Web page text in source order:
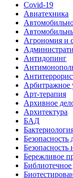
Covid-19
Авиатехника
Агрономия и
Антидопинг
Арбитражное
Арт-терапия
Архивное
Архитектура
БАД
Безопасность
Бережливое
Библиотечное